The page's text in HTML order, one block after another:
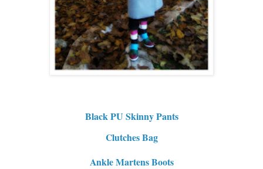
Black PU Skinny Pants
Clutches Bag
Ankle Martens Boots